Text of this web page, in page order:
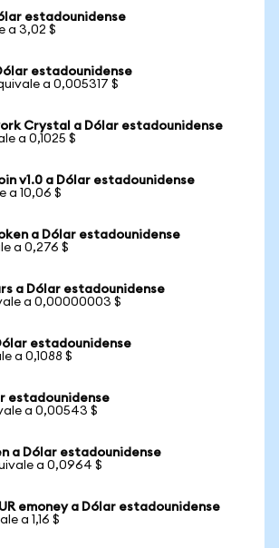
estadounidense
a 3,02 $
estadounidense
a 0,005317 $
Crystal a Dólar estadounidense
a 0,1025 $
v1.0 a Dólar estadounidense
a 10,06 $
a Dólar estadounidense
a 0,276 $
a Dólar estadounidense
a 0,00000003 $
estadounidense
a 0,1088 $
estadounidense
a 0,00543 $
a Dólar estadounidense
a 0,0964 $
emoney a Dólar estadounidense
a 1,16 $